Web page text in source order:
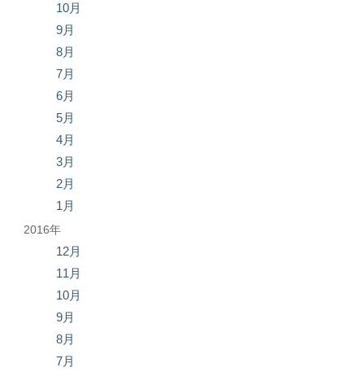
10月
9月
8月
7月
6月
5月
4月
3月
2月
1月
2016年
12月
11月
10月
9月
8月
7月